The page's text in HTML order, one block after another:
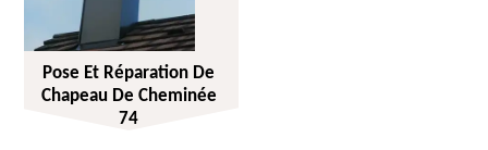
Pose Et Réparation De
Chapeau De Cheminée
74